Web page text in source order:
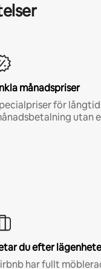
månadspriser
för
utan
du efter
har fullt